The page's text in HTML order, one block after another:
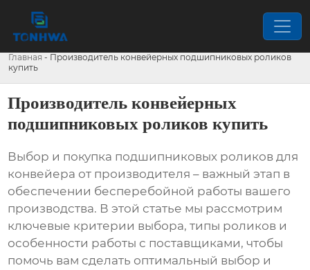
Главная - Производитель конвейерных подшипниковых роликов
купить
Производитель конвейерных
подшипниковых роликов купить
Выбор и покупка подшипниковых роликов для
конвейера от производителя – важный этап в
обеспечении бесперебойной работы вашего
производства. В этой статье мы рассмотрим
ключевые критерии выбора, типы роликов и
особенности работы с поставщиками, чтобы
помочь вам сделать оптимальный выбор и